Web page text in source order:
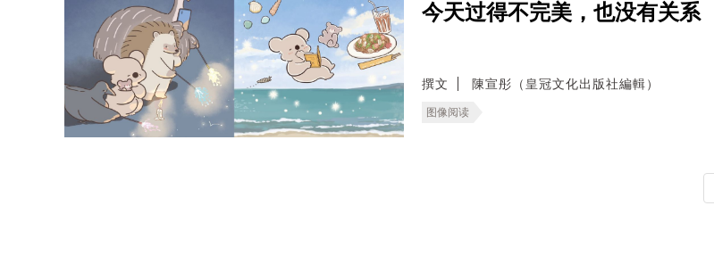
今天过得不完美，也没有关系
撰文 陳宣彤（皇冠文化出版社編輯）
图像阅读